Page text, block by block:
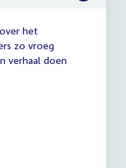
het
zo vroeg
verhaal doen